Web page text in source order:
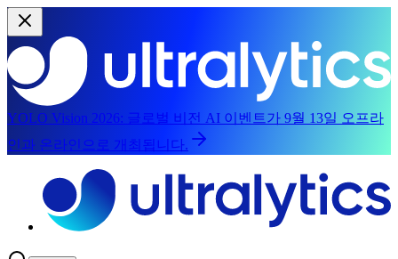
YOLO Vision 2026: 글로벌 비전 AI 이벤트가 9월 13일 오프라
인과 온라인으로 개최됩니다.